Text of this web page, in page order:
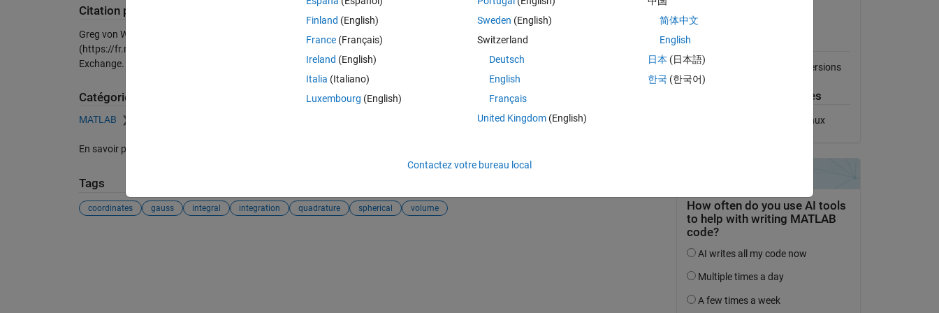
Citation pour cette source
Greg von Winckel (2026).
Quadrature rules for spherical volume integrals
(https://fr.mathworks.com/matlabcentral/fileexchange/10750-quadrature-rules-for-spherical-volume-integrals), MATLAB Central File
Exchange. Extrait(e) le
Catégories
MATLAB
En savoir plus sur
Tags
coordinates gauss integral integration quadrature spherical volume
versions de MATLAB
Compatible avec toutes les versions
Plateformes compatibles
Linux
Finland (English)
France (Français)
Ireland (English)
Italia (Italiano)
Luxembourg (English)
Sweden (English)
Switzerland
Deutsch
English
Français
United Kingdom(English)
简体中文
English
日本 (日本語)
한국 (한국어)
Contactez votre bureau local